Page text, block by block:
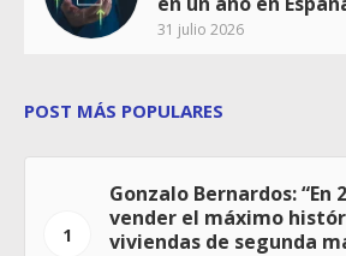
31 julio 2026
POST MÁS POPULARES
1
Gonzalo Bernardos: “En
vender el máximo
viviendas de segunda